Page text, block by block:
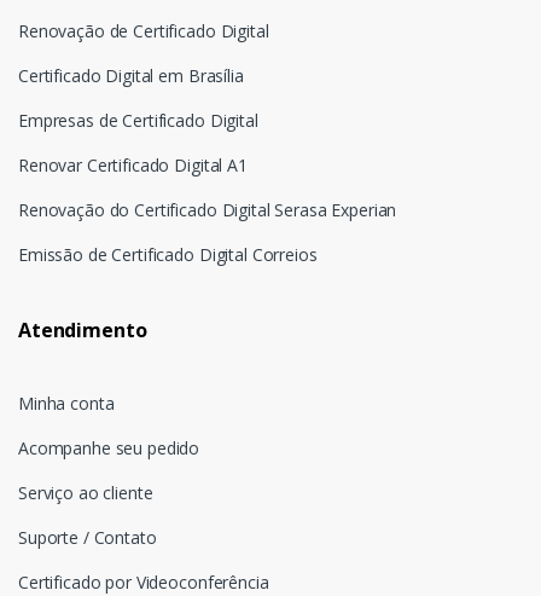
Renovação de Certificado Digital
Certificado Digital em Brasília
Empresas de Certificado Digital
Renovar Certificado Digital A1
Renovação do Certificado Digital Serasa Experian
Emissão de Certificado Digital Correios
Atendimento
Minha conta
Acompanhe seu pedido
Serviço ao cliente
Suporte / Contato
Certificado por Videoconferência